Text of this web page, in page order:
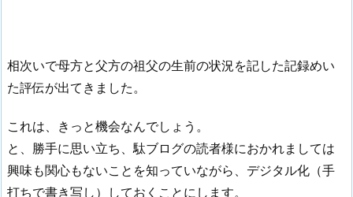
相次いで母方と父方の祖父の生前の状況を記した記録めい
た評伝が出てきました。
これは、きっと機会なんでしょう。
と、勝手に思い立ち、駄ブログの読者様におかれましては
興味も関心もないことを知っていながら、デジタル化（手
打ちで書き写し）しておくことにします。